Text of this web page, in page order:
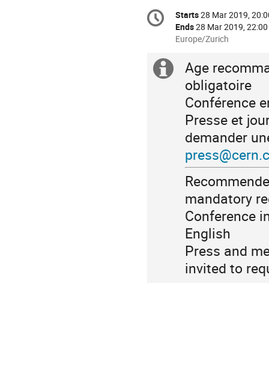
Conference
information
Date/Time
Starts28 Mar 2019,
Ends28 Mar 2019, 22:00
All
Europe/Zurich
Europe/Zurich
Extra
information
Age
obligatoire
Conférence
Presse et
demander
mandatory
Conference
English
Press and
invited to